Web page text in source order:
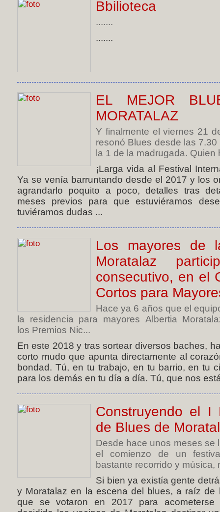
Bbilioteca
.......
.......
EL MEJOR
MORATALAZ
Y finalmente el viernes 21
resonó Blues desde las
la 1 de la madrugada.
¡Larga vida al Festival
Ya se venía barruntando desde el 2017 y los
agrandarlo poquito a poco, detalles tras
meses previos para que estuviéramos
tuviéramos dudas ...
Los mayores de
Moratalaz
consecutivo, en el
Cortos para
Hace ya 6 años que el
la residencia para mayores Albertia
los Premios Nic...
En este 2018 y tras sortear diversos baches,
corto mudo que apunta directamente al
bondad. Tú, en tu trabajo, en tu barrio, en tu
para los demás en tu día a día. Tú, que nos
Construyendo el I
de Blues de
Desde hace unos meses se
el comienzo de un
bastante recorrido y música,
Si bien ya existía gente
y Moratalaz en la escena del blues, a raíz de
que se votaron en 2017 para acometerse